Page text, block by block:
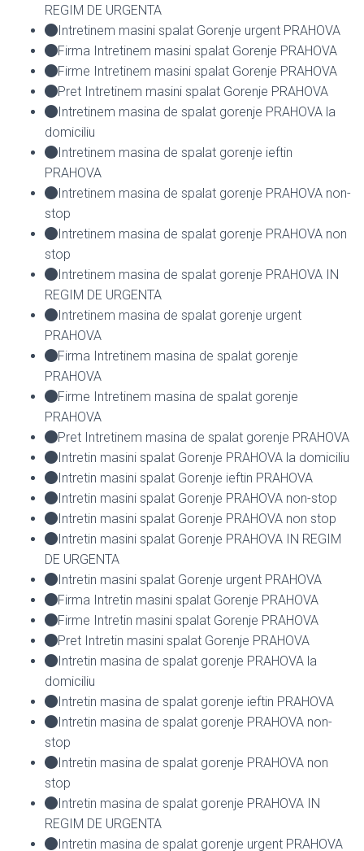
REGIM DE URGENTA
Intretinem masini spalat Gorenje urgent PRAHOVA
Firma Intretinem masini spalat Gorenje PRAHOVA
Firme Intretinem masini spalat Gorenje PRAHOVA
Pret Intretinem masini spalat Gorenje PRAHOVA
Intretinem masina de spalat gorenje PRAHOVA la
domiciliu
Intretinem masina de spalat gorenje ieftin
PRAHOVA
Intretinem masina de spalat gorenje PRAHOVA non-
stop
Intretinem masina de spalat gorenje PRAHOVA non
stop
Intretinem masina de spalat gorenje PRAHOVA IN
REGIM DE URGENTA
Intretinem masina de spalat gorenje urgent
PRAHOVA
Firma Intretinem masina de spalat gorenje
PRAHOVA
Firme Intretinem masina de spalat gorenje
PRAHOVA
Pret Intretinem masina de spalat gorenje PRAHOVA
Intretin masini spalat Gorenje PRAHOVA la domiciliu
Intretin masini spalat Gorenje ieftin PRAHOVA
Intretin masini spalat Gorenje PRAHOVA non-stop
Intretin masini spalat Gorenje PRAHOVA non stop
Intretin masini spalat Gorenje PRAHOVA IN REGIM
DE URGENTA
Intretin masini spalat Gorenje urgent PRAHOVA
Firma Intretin masini spalat Gorenje PRAHOVA
Firme Intretin masini spalat Gorenje PRAHOVA
Pret Intretin masini spalat Gorenje PRAHOVA
Intretin masina de spalat gorenje PRAHOVA la
domiciliu
Intretin masina de spalat gorenje ieftin PRAHOVA
Intretin masina de spalat gorenje PRAHOVA non-
stop
Intretin masina de spalat gorenje PRAHOVA non
stop
Intretin masina de spalat gorenje PRAHOVA IN
REGIM DE URGENTA
Intretin masina de spalat gorenje urgent PRAHOVA